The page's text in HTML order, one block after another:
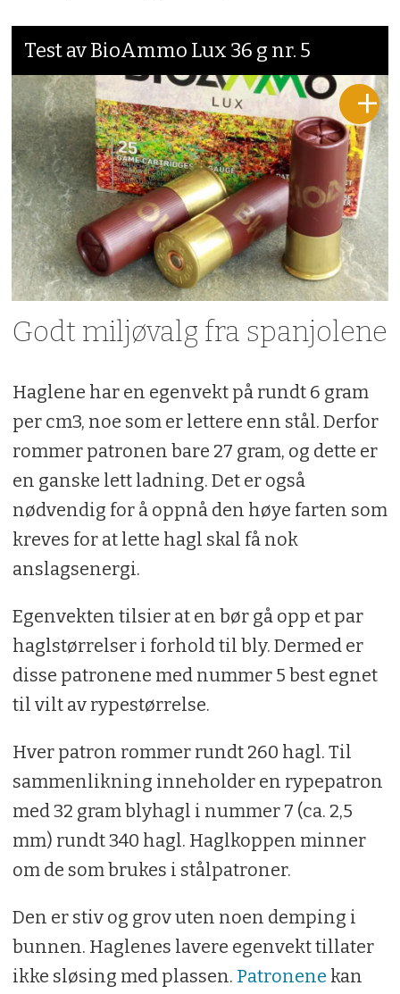
Test av BioAmmo Lux 36 g nr. 5
Godt miljøvalg fra spanjolene
Haglene har en egenvekt på rundt 6 gram
per cm3, noe som er lettere enn stål. Derfor
rommer patronen bare 27 gram, og dette er
en ganske lett ladning. Det er også
nødvendig for å oppnå den høye farten som
kreves for at lette hagl skal få nok
anslagsenergi.
Egenvekten tilsier at en bør gå opp et par
haglstørrelser i forhold til bly. Dermed er
disse patronene med nummer 5 best egnet
til vilt av rypestørrelse.
Hver patron rommer rundt 260 hagl. Til
sammenlikning inneholder en rypepatron
med 32 gram blyhagl i nummer 7 (ca. 2,5
mm) rundt 340 hagl. Haglkoppen minner
om de som brukes i stålpatroner.
Den er stiv og grov uten noen demping i
bunnen. Haglenes lavere egenvekt tillater
ikke sløsing med plassen. Patronene kan